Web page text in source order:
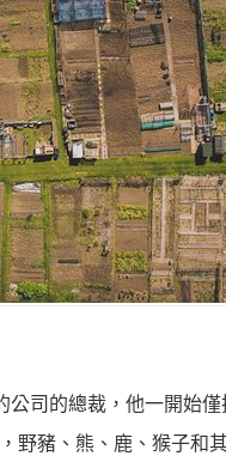
公司的總裁，他一開始
野豬、熊、鹿、猴子和